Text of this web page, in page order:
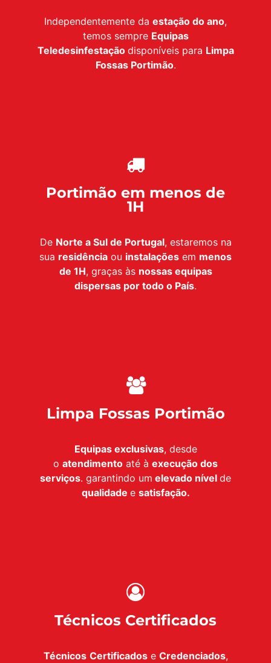
Independentemente da estação do ano,
temos sempre Equipas
Teledesinfestação disponíveis para Limpa
Fossas Portimão.
Portimão em menos de
1H
De Norte a Sul de Portugal, estaremos na
sua residência ou instalações em menos
de 1H, graças às nossas equipas
dispersas por todo o País.
Limpa Fossas Portimão
Equipas exclusivas, desde
o atendimento até à execução dos
serviços. garantindo um elevado nível de
qualidade e satisfação.
Técnicos Certificados
Técnicos Certificadose Credenciados,